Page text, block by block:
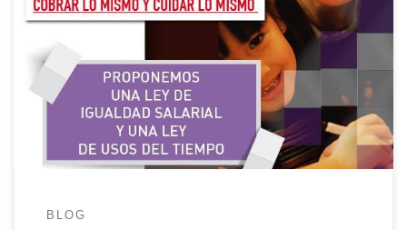
compartir con vosostros el manifiesto que ha
redactado mi partido, el PSOE, con motivo del 8
de marzo, Día de la Mujer. Conmemoramos el 8 de
marzo de 2015 como Día Internacional de las
Mujeres, con el tradicional carácter festivo y al […]
BLOG